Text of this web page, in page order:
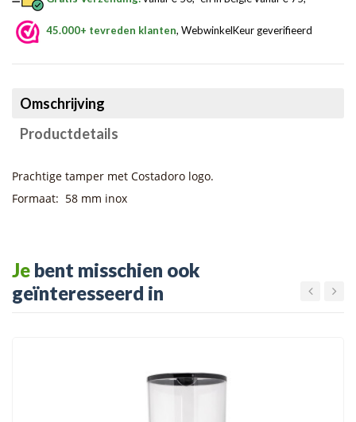
45.000+ tevreden klanten, WebwinkelKeur geverifieerd
Omschrijving
Productdetails
Prachtige tamper met Costadoro logo.
Formaat: 58 mm inox
Je bent misschien ook
geïnteresseerd in